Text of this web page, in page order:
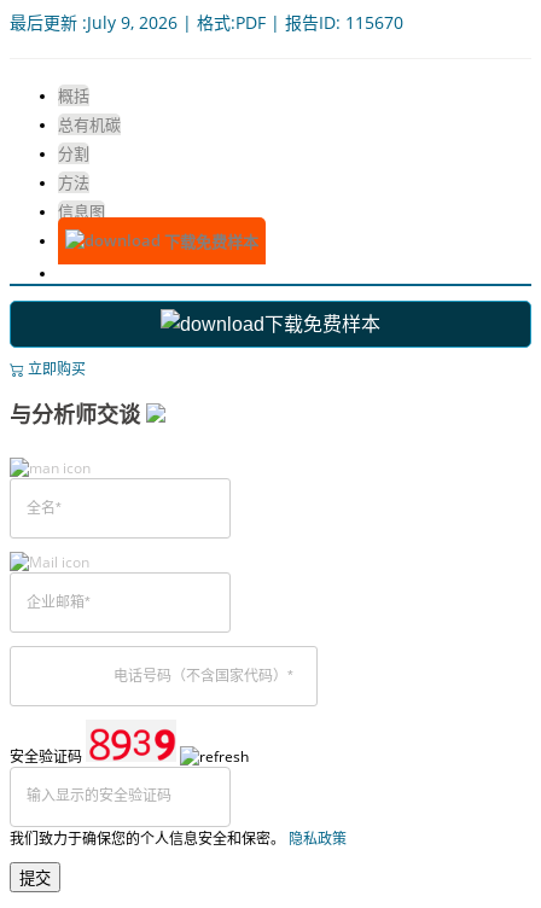
最后更新 :July 9, 2026 | 格式:PDF | 报告ID: 115670
概括
总有机碳
分割
方法
信息图
下载免费样本
下载免费样本
立即购买
与分析师交谈
安全验证码
我们致力于确保您的个人信息安全和保密。 隐私政策
提交